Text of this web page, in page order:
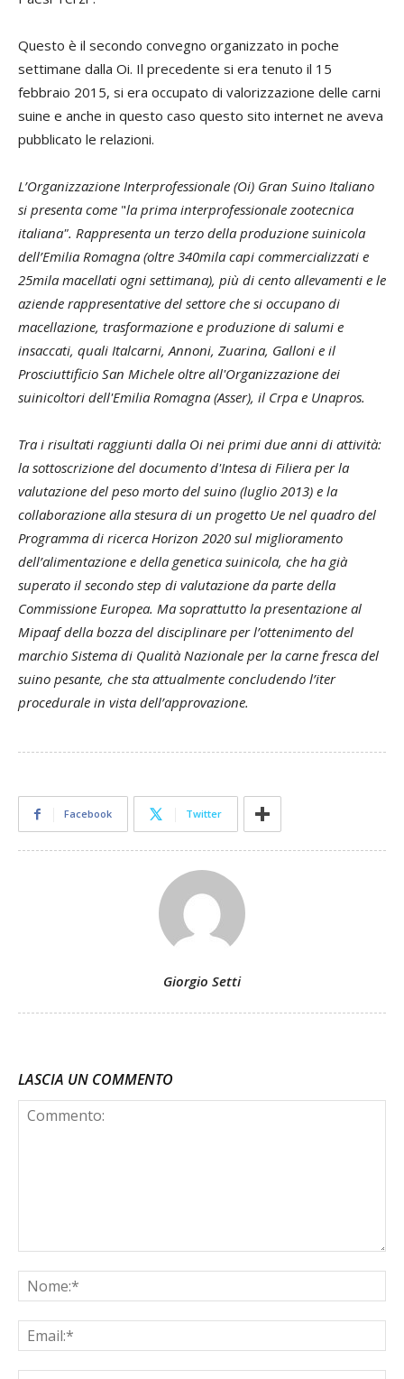
Questo è il secondo convegno organizzato in poche
settimane dalla Oi. Il precedente si era tenuto il 15
febbraio 2015, si era occupato di valorizzazione delle carni
suine e anche in questo caso questo sito internet ne aveva
pubblicato le relazioni.
L’Organizzazione Interprofessionale (Oi) Gran Suino Italiano
si presenta come "la prima interprofessionale zootecnica
italiana". Rappresenta un terzo della produzione suinicola
dell’Emilia Romagna (oltre 340mila capi commercializzati e
25mila macellati ogni settimana), più di cento allevamenti e le
aziende rappresentative del settore che si occupano di
macellazione, trasformazione e produzione di salumi e
insaccati, quali Italcarni, Annoni, Zuarina, Galloni e il
Prosciuttificio San Michele oltre all'Organizzazione dei
suinicoltori dell'Emilia Romagna (Asser), il Crpa e Unapros.
Tra i risultati raggiunti dalla Oi nei primi due anni di attività:
la sottoscrizione del documento d'Intesa di Filiera per la
valutazione del peso morto del suino (luglio 2013) e la
collaborazione alla stesura di un progetto Ue nel quadro del
Programma di ricerca Horizon 2020 sul miglioramento
dell’alimentazione e della genetica suinicola, che ha già
superato il secondo step di valutazione da parte della
Commissione Europea. Ma soprattutto la presentazione al
Mipaaf della bozza del disciplinare per l’ottenimento del
marchio Sistema di Qualità Nazionale per la carne fresca del
suino pesante, che sta attualmente concludendo l’iter
procedurale in vista dell’approvazione.
Facebook Twitter
Giorgio Setti
LASCIA UN COMMENTO